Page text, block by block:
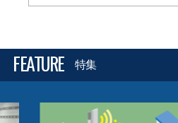
FEATURE 特集